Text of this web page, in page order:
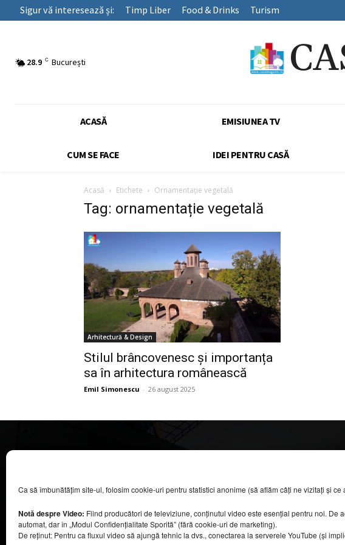
Ca să îmbunătățim site-ul, folosim cookie-uri pentru statistici anonime (să aflăm câți ne vizitați și
Notă despre Video: Fiind producători de televiziune, conținutul video este esențial pentru noi. De
automat, dar în „Modul Confidențialitate Sporită” (fără cookie-uri de marketing).
De reținut: Pentru ca fluxul video să ajungă tehnic la dvs., conectarea la serverele YouTube (și
Sigur vă interesează și: Timp Liber Food & Drinks Turism
28.9 C București
ACASĂ EMISIUNEA TV
CUM SE FACE IDEI PENTRU CASĂ
Acasă Etichete Ornamentație vegetală
Tag: ornamentație vegetală
Arhitectură & Design
Stilul brâncovenesc și importanța
sa în arhitectura românească
Emil Simonescu - 26 august 2025
COOL MEDIA BROADCASTING & EVENTS SRL.
Toate drepturile rezervate.
Contacte în secțiunea „Despre noi”.
Urmăriți emisiunea Casa Magazin pe Digi24,